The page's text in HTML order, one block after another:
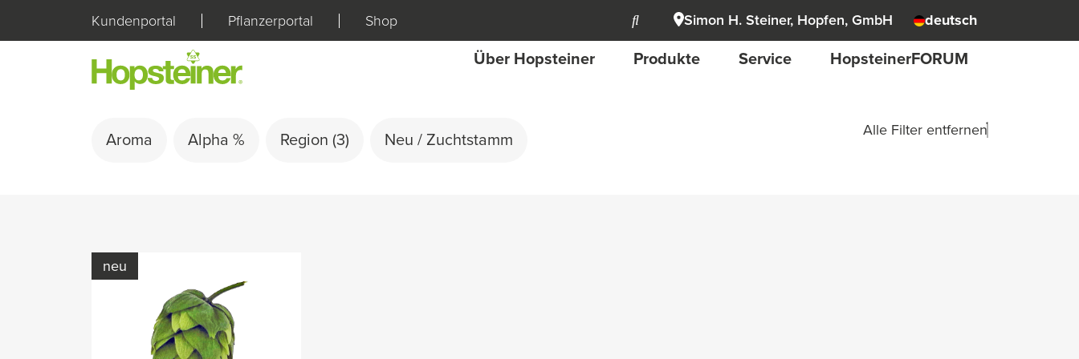
Kundenportal Pflanzerportal Shop Simon H. Steiner, Hopfen, GmbH deutsch
Über Hopsteiner Produkte Service HopsteinerFORUM
Aroma Alpha % Region (3) Neu / Zuchtstamm
Alle Filter entfernen
neu